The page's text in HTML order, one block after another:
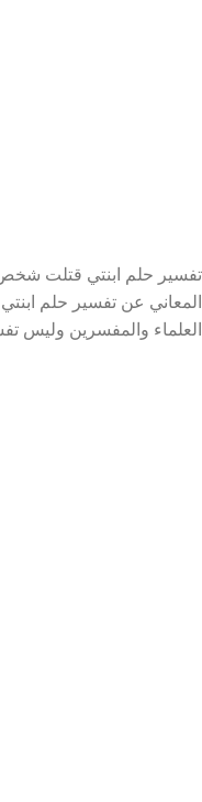
تفسير حلم ابنتي قتلت
المعاني عن تفسير حلم
العلماء والمفسرين وليس